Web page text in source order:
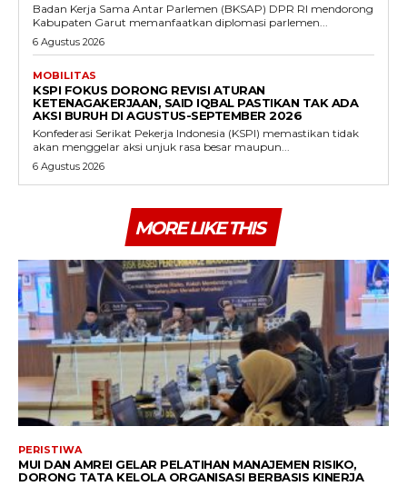
Badan Kerja Sama Antar Parlemen (BKSAP) DPR RI mendorong
Kabupaten Garut memanfaatkan diplomasi parlemen...
6 Agustus 2026
MOBILITAS
KSPI FOKUS DORONG REVISI ATURAN
KETENAGAKERJAAN, SAID IQBAL PASTIKAN TAK ADA
AKSI BURUH DI AGUSTUS-SEPTEMBER 2026
Konfederasi Serikat Pekerja Indonesia (KSPI) memastikan tidak
akan menggelar aksi unjuk rasa besar maupun...
6 Agustus 2026
MORE LIKE THIS
PERISTIWA
MUI DAN AMREI GELAR PELATIHAN MANAJEMEN RISIKO,
DORONG TATA KELOLA ORGANISASI BERBASIS KINERJA